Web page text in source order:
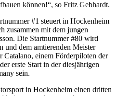
können!“, so Fritz Gebhardt.
#1 steuert in Hockenheim
zusammen mit dem jungen
Die Startnummer #80 wird
und dem amtierenden Meister
einem Förderpiloten der
erste Start in der diesjährigen
sein.
in Hockenheim einen dritten